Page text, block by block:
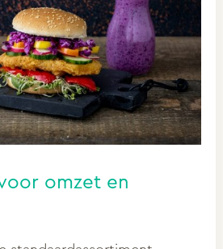
omzet en